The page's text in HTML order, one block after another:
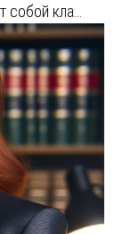
собой кла…